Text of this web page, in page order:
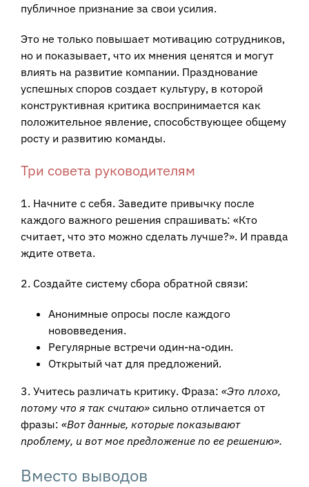
публичное признание за свои усилия.
Это не только повышает мотивацию сотрудников,
но и показывает, что их мнения ценятся и могут
влиять на развитие компании. Празднование
успешных споров создает культуру, в которой
конструктивная критика воспринимается как
положительное явление, способствующее общему
росту и развитию команды.
Три совета руководителям
1. Начните с себя. Заведите привычку после
каждого важного решения спрашивать: «Кто
считает, что это можно сделать лучше?». И правда
ждите ответа.
2. Создайте систему сбора обратной связи:
Анонимные опросы после каждого
нововведения.
Регулярные встречи один-на-один.
Открытый чат для предложений.
3. Учитесь различать критику. Фраза: «Это плохо,
потому что я так считаю» сильно отличается от
фразы: «Вот данные, которые показывают
проблему, и вот мое предложение по ее решению».
Вместо выводов